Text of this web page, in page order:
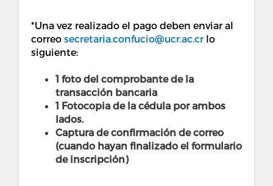
*Una vez realizado el pago deben enviar al
correo secretaria.confucio@ucr.ac.crlo
siguiente:
1 foto del comprobante de la
transacción bancaria
1 Fotocopia de la cédula por ambos
lados.
Captura de confirmación de correo
(cuando hayan finalizado el formulario
de inscripción)